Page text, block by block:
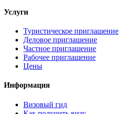
Услуги
Туристическое приглашение
Деловое приглашение
Частное приглашение
Рабочее приглашение
Цены
Информация
Визовый гид